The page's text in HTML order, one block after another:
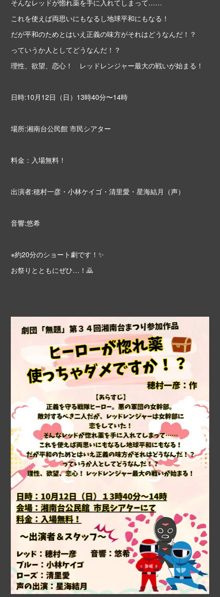
そんなレッドが惚れ薬を手に入れてしまって……
これを使えば両思いにもなるし地球平和にもなる！
だが平和のためとはいえ正義の味方がそれはどうなんだ！？
っていうか人としてどうなんだ！？
理性、欲望、恋心！ レッドレンジャー最大の戦いが始まる！
日時:10月12日（日）13時40分〜14時
場所:湘南台公民館 市民シアター
料金：入場無料！
出演者:穂村一彦・小林ケイゴ・清里愛・星海結月（声）
音響:悠希
※約20分のショート劇です！✨
お祭りとともにぜひ…！🙇